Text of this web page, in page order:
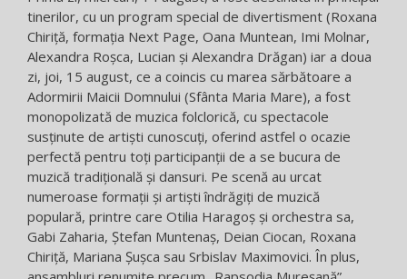
tinerilor, cu un program special de divertisment (Roxana
Chiriță, formația Next Page, Oana Muntean, Imi Molnar,
Alexandra Roșca, Lucian și Alexandra Drăgan) iar a doua
zi, joi, 15 august, ce a coincis cu marea sărbătoare a
Adormirii Maicii Domnului (Sfânta Maria Mare), a fost
monopolizată de muzica folclorică, cu spectacole
susținute de artiști cunoscuți, oferind astfel o ocazie
perfectă pentru toți participanții de a se bucura de
muzică tradițională și dansuri. Pe scenă au urcat
numeroase formații și artiști îndrăgiți de muzică
populară, printre care Otilia Haragoș și orchestra sa,
Gabi Zaharia, Ștefan Muntenaș, Deian Ciocan, Roxana
Chiriță, Mariana Șușca sau Srbislav Maximovici. În plus,